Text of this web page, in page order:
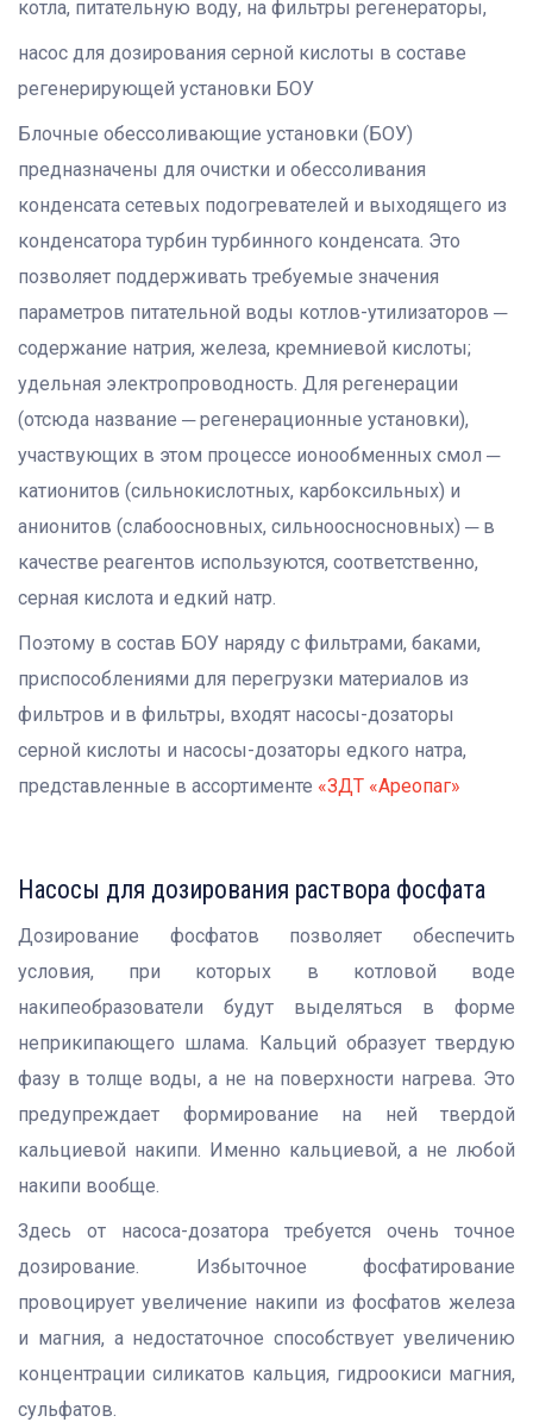
котла, питательную воду, на фильтры регенераторы,
насос для дозирования серной кислоты в составе
регенерирующей установки БОУ
Блочные обессоливающие установки (БОУ)
предназначены для очистки и обессоливания
конденсата сетевых подогревателей и выходящего из
конденсатора турбин турбинного конденсата. Это
позволяет поддерживать требуемые значения
параметров питательной воды котлов-утилизаторов ─
содержание натрия, железа, кремниевой кислоты;
удельная электропроводность. Для регенерации
(отсюда название ─ регенерационные установки),
участвующих в этом процессе ионообменных смол ─
катионитов (сильнокислотных, карбоксильных) и
анионитов (слабоосновных, сильноосносновных) ─ в
качестве реагентов используются, соответственно,
серная кислота и едкий натр.
Поэтому в состав БОУ наряду с фильтрами, баками,
приспособлениями для перегрузки материалов из
фильтров и в фильтры, входят насосы-дозаторы
серной кислоты и насосы-дозаторы едкого натра,
представленные в ассортименте «ЗДТ «Ареопаг»
Насосы для дозирования раствора фосфата
Дозирование фосфатов позволяет обеспечить
условия, при которых в котловой воде
накипеобразователи будут выделяться в форме
неприкипающего шлама. Кальций образует твердую
фазу в толще воды, а не на поверхности нагрева. Это
предупреждает формирование на ней твердой
кальциевой накипи. Именно кальциевой, а не любой
накипи вообще.
Здесь от насоса-дозатора требуется очень точное
дозирование. Избыточное фосфатирование
провоцирует увеличение накипи из фосфатов железа
и магния, а недостаточное способствует увеличению
концентрации силикатов кальция, гидроокиси магния,
сульфатов.